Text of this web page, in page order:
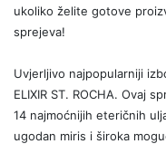
ukoliko želite gotove
sprejeva!
Uvjerljivo najpopularniji
ELIXIR ST. ROCHA. Ovaj
14 najmoćnijih eteričnih
ugodan miris i široka